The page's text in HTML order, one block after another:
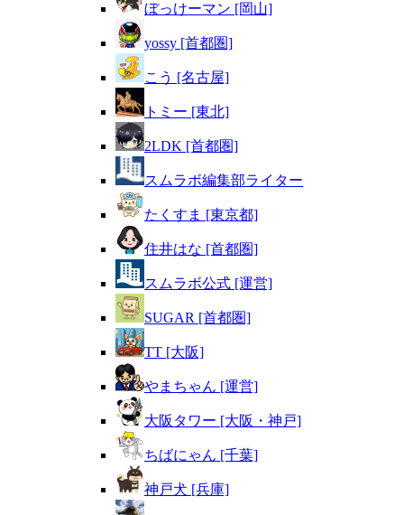
ぼっけーマン [岡山]
yossy [首都圏]
こう [名古屋]
トミー [東北]
2LDK [首都圏]
スムラボ編集部ライター
たくすま [東京都]
住井はな [首都圏]
スムラボ公式 [運営]
SUGAR [首都圏]
TT [大阪]
やまちゃん [運営]
大阪タワー [大阪・神戸]
ちばにゃん [千葉]
神戸犬 [兵庫]